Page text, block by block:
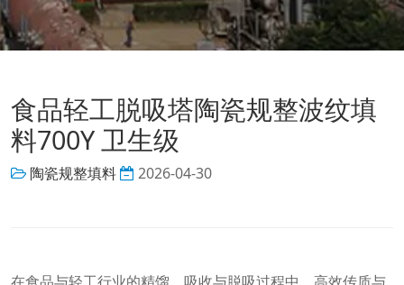
食品轻工脱吸塔陶瓷规整波纹填
料700Y 卫生级
陶瓷规整填料 2026-04-30